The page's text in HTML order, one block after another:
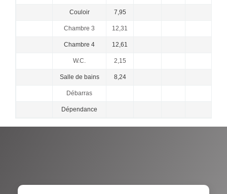
Couloir 7,95
Chambre 3 12,31
Chambre 4 12,61
W.C. 2,15
Salle de bains 8,24
Débarras
Dépendance